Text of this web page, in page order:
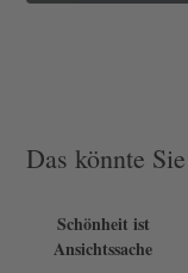
Das könnte
Schönheit ist
Ansichtssache